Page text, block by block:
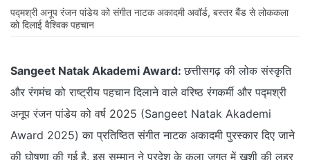
पद्मश्री अनूप रंजन पांडेय को संगीत नाटक अकादमी अवॉर्ड, बस्तर बैंड से लोककला
को दिलाई वैश्विक पहचान
Sangeet Natak Akademi Award:छत्तीसगढ़ की लोक संस्कृति
और रंगमंच को राष्ट्रीय पहचान दिलाने वाले वरिष्ठ रंगकर्मी और पद्मश्री
अनूप रंजन पांडेय को वर्ष 2025 (Sangeet Natak Akademi
Award 2025) का प्रतिष्ठित संगीत नाटक अकादमी पुरस्कार दिए जाने
की घोषणा की गई है. इस सम्मान ने प्रदेश के कला जगत में खुशी की लहर